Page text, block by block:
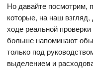
Но давайте посмотрим,
которые, на наш
ходе реальной
больше напоминают
только под
выделением и